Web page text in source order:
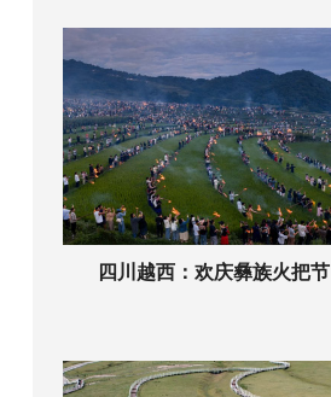
四川越西：欢庆彝族火把节